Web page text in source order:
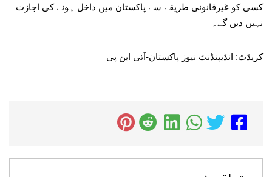
کسی کو غیرقانونی طریقے سے پاکستان میں داخل ہونے کی اجازت
نہیں دیں گے۔
کریڈٹ: انڈیپنڈنٹ نیوز پاکستان-آئی این پی